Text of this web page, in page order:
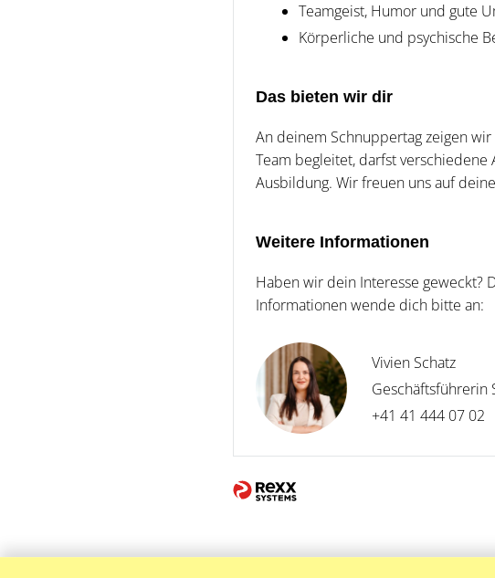
Teamgeist, Humor und gute
Körperliche und psychische
Das bieten wir dir
An deinem Schnuppertag zeigen
Team begleitet, darfst
Ausbildung. Wir freuen uns auf
Weitere Informationen
Haben wir dein Interesse geweckt?
Informationen wende dich bitte an:
Vivien Schatz
Geschäftsführerin
+41 41 444 07 02